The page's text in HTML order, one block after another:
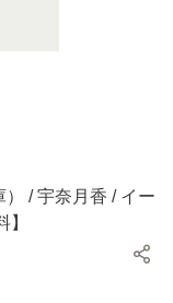
） / 宇奈月香 / イー